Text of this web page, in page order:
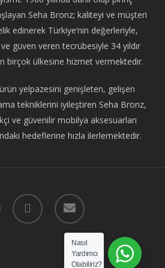
Seha Bronz; kaliteyi ve müşteri
edinerek Türkiye’nin değerleriyle,
güven veren tecrübesiyle 34 yıldır
birçok ülkesine hizmet vermektedir.
yelpazesini genişleten, gelişen
tekniklerini iyileştiren Seha Bronz,
ve güvenilir mobilya aksesuarları
hedeflerine hızla ilerlemektedir.
instagram email
Nasıl
Yardımcı
Olabiliriz?